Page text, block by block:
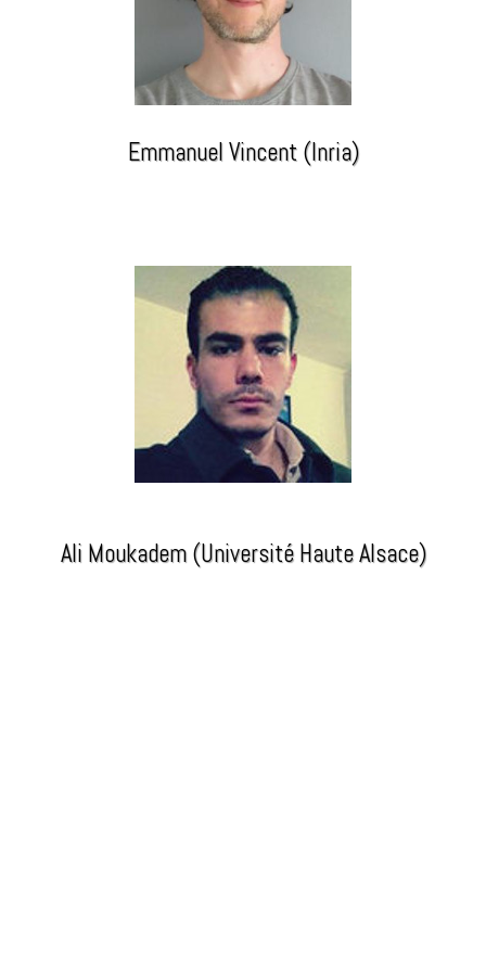
Emmanuel Vincent (Inria)
Ali Moukadem (Université Haute Alsace)